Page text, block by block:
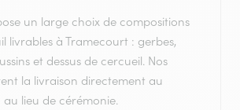
un large choix de compositions
livrables à Tramecourt : gerbes,
et dessus de cercueil. Nos
la livraison directement au
lieu de cérémonie.